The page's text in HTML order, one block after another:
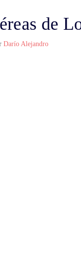
de
Darío Alejandro